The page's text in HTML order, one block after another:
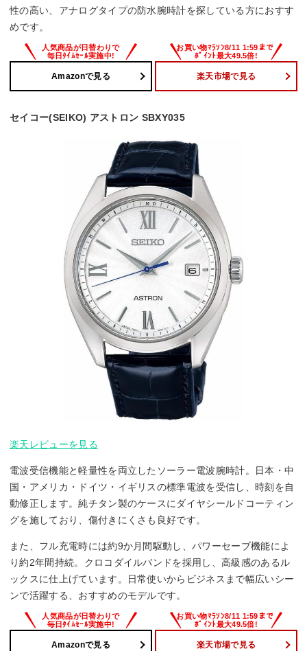
性の高い、アナログタイプの防水腕時計を探している方におすす
めです。
Amazonで見る 楽天市場で見る
セイコー(SEIKO) アストロン SBXY035
楽天レビューを見る
電波受信機能と軽量性を両立したソーラー電波腕時計。日本・中
国・アメリカ・ドイツ・イギリスの標準電波を受信し、時刻を自
動修正します。純チタン製のケースにダイヤシールドコーティン
グを施しており、傷付きにくさも良好です。
また、フル充電時には約9か月間駆動し、パワーセーブ機能によ
り約2年間持続。クロコダイルバンドを採用し、高級感のあるル
ックスに仕上げています。日常使いからビジネスまで幅広いシー
ンで活躍する、おすすめのモデルです。
Amazonで見る 楽天市場で見る